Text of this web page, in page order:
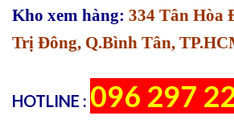
Kho xem hàng: 334 Tân Hòa
Trị Đông, Q.Bình Tân,
HOTLINE : 096 297